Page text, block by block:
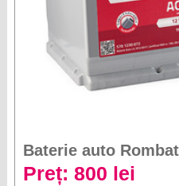
Baterie auto
Preț: 800 lei